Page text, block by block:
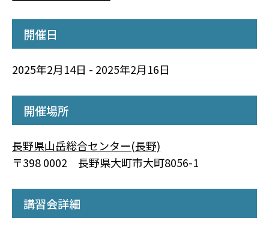
開催日
2025年2月14日 - 2025年2月16日
開催場所
長野県山岳総合センター(長野)
〒398 0002 長野県大町市大町8056-1
講習会詳細